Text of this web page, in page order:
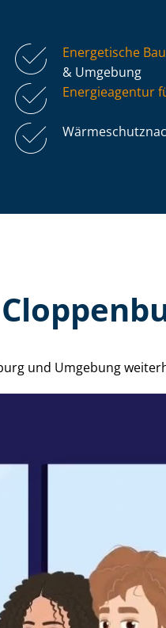
Energetische
& Umgebung
Energieagentur
und Umgebung